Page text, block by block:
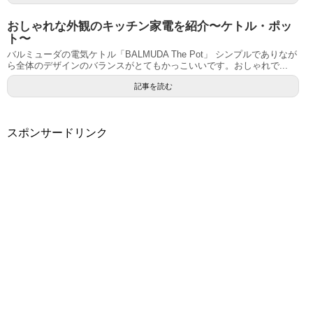
おしゃれな外観のキッチン家電を紹介〜ケトル・ポッ
ト〜
バルミューダの電気ケトル「BALMUDA The Pot」 シンプルでありなが
ら全体のデザインのバランスがとてもかっこいいです。おしゃれで...
記事を読む
スポンサードリンク